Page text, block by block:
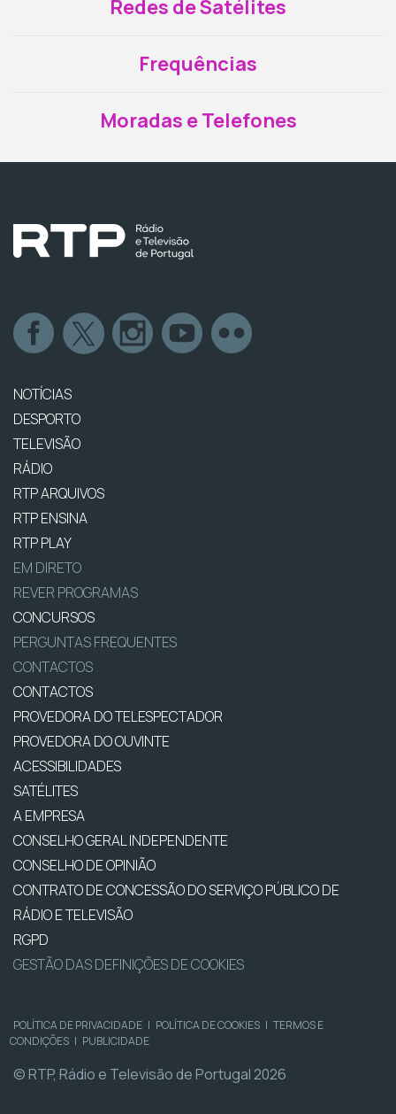
Redes de Satélites
Frequências
Moradas e Telefones
NOTÍCIAS
DESPORTO
TELEVISÃO
RÁDIO
RTP ARQUIVOS
RTP ENSINA
RTP PLAY
EM DIRETO
REVER PROGRAMAS
CONCURSOS
PERGUNTAS FREQUENTES
CONTACTOS
CONTACTOS
PROVEDORA DO TELESPECTADOR
PROVEDORA DO OUVINTE
ACESSIBILIDADES
SATÉLITES
A EMPRESA
CONSELHO GERAL INDEPENDENTE
CONSELHO DE OPINIÃO
CONTRATO DE CONCESSÃO DO SERVIÇO PÚBLICO DE
RÁDIO E TELEVISÃO
RGPD
GESTÃO DAS DEFINIÇÕES DE COOKIES
POLÍTICA DE PRIVACIDADE | POLÍTICA DE COOKIES | TERMOS E
CONDIÇÕES | PUBLICIDADE
© RTP, Rádio e Televisão de Portugal 2026